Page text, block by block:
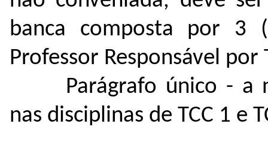
banca composta por 3
Professor Responsável por
Parágrafo único - a
nas disciplinas de TCC 1 e